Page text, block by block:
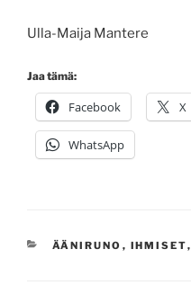
Ulla-Maija Mantere
Jaa tämä:
Facebook X
WhatsApp
KATEGORIAT
ÄÄNIRUNO , IHMISET,